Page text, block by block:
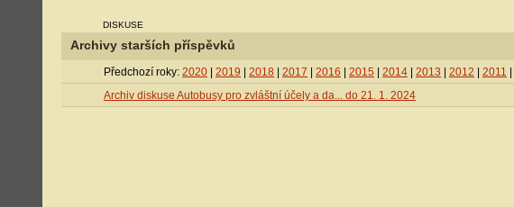
DISKUSE
Archivy starších příspěvků
Předchozí roky: 2020 2019 2018 2017 2016 2015 2014 2013 2012 2011
Archiv diskuse Autobusy pro zvláštní účely a da... do 21. 1. 2024